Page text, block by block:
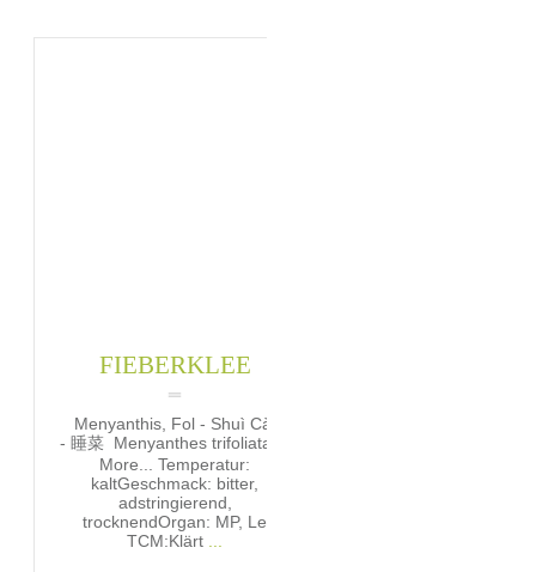
FIEBERKLEE
Menyanthis, Fol - Shuì Cài
- 睡菜 Menyanthes trifoliata L.
More... Temperatur:
kaltGeschmack: bitter,
adstringierend,
trocknendOrgan: MP, Le
TCM:Klärt